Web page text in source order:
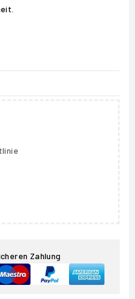
Zahlung